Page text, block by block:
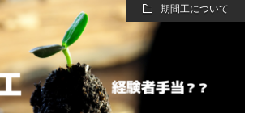
期間工について